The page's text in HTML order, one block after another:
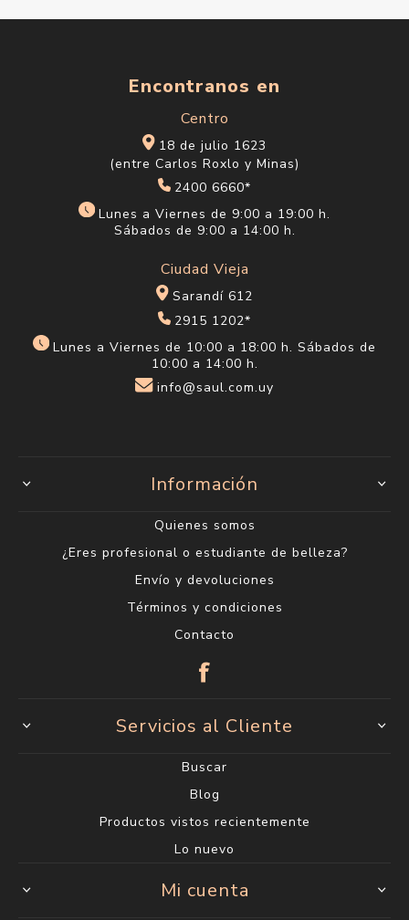
Encontranos en
Centro
18 de julio 1623
(entre Carlos Roxlo y Minas)
2400 6660*
Lunes a Viernes de 9:00 a 19:00 h.
Sábados de 9:00 a 14:00 h.
Ciudad Vieja
Sarandí 612
2915 1202*
Lunes a Viernes de 10:00 a 18:00 h. Sábados de
10:00 a 14:00 h.
info@saul.com.uy
Información
Quienes somos
¿Eres profesional o estudiante de belleza?
Envío y devoluciones
Términos y condiciones
Contacto
Servicios al Cliente
Buscar
Blog
Productos vistos recientemente
Lo nuevo
Mi cuenta